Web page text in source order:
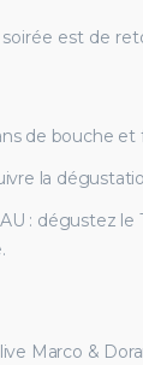
est de
de bouche
la
: dégustez
Marco &